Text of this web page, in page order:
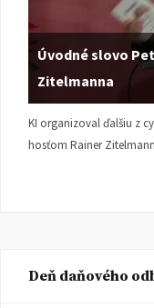
Úvodné slovo
Zitelmanna
KI organizoval ďalšiu z
hosťom Rainer
Deň daňového